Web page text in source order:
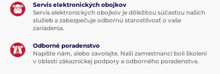
Servis elektronických obojkov
Servis elektronických obojkov je dôležitou súčasťou našich
služieb a zabezpečuje odbornú starostlivosť o vaše
zariadenia.
Odborné poradenstvo
Napíšte nám, alebo zavolajte. Naši zamestnanci boli školení
v oblasti zákazníckej podpory a odborného poradenstva.